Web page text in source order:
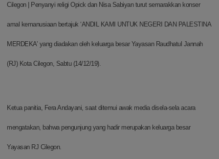
Cilegon | Penyanyi religi Opick dan Nisa Sabiyan turut semarakkan konser
amal kemanusiaan bertajuk ‘ANDIL KAMI UNTUK NEGERI DAN PALESTINA
MERDEKA’ yang diadakan oleh keluarga besar Yayasan Raudhatul Jannah
(RJ) Kota Cilegon, Sabtu (14/12/19).
Ketua panitia, Fera Andayani, saat ditemui awak media disela-sela acara
mengatakan, bahwa pengunjung yang hadir merupakan keluarga besar
Yayasan RJ Cilegon.